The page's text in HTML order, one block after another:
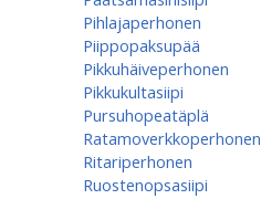
Pihlajaperhonen
Piippopaksupää
Pikkuhäiveperhonen
Pikkukultasiipi
Pursuhopeatäplä
Ratamoverkkoperhonen
Ritariperhonen
Ruostenopsasiipi